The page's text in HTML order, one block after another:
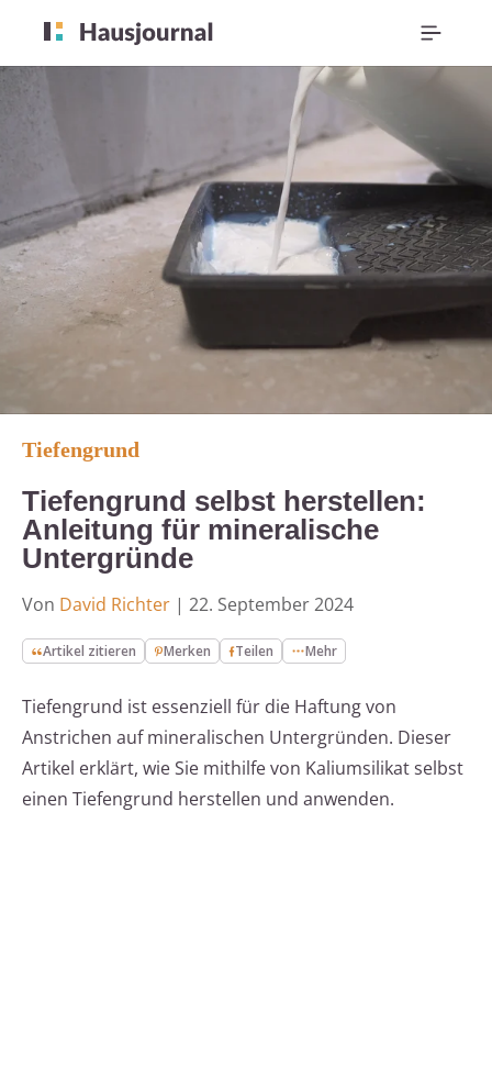
Tiefengrund
Tiefengrund selbst herstellen:
Anleitung für mineralische
Untergründe
Von David Richter | 22. September 2024
Artikel zitieren Merken Teilen Mehr
Tiefengrund ist essenziell für die Haftung von
Anstrichen auf mineralischen Untergründen. Dieser
Artikel erklärt, wie Sie mithilfe von Kaliumsilikat selbst
einen Tiefengrund herstellen und anwenden.